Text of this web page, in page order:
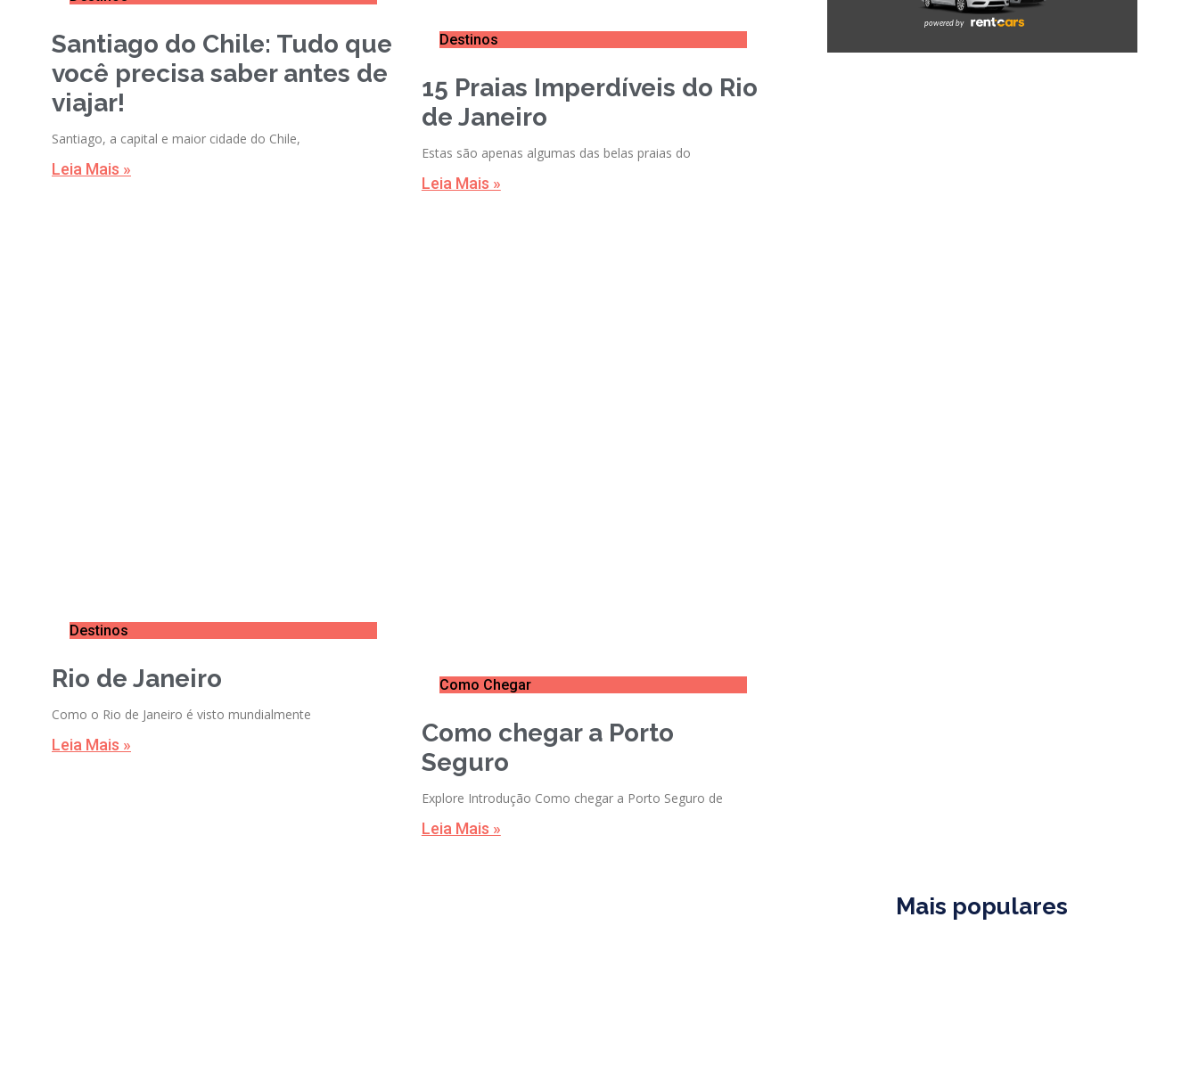
Santiago do Chile: Tudo que
você precisa saber antes de
viajar!
Santiago, a capital e maior cidade do Chile,
Leia Mais »
Destinos
15 Praias Imperdíveis do Rio
de Janeiro
Estas são apenas algumas das belas praias do
Leia Mais »
Destinos
Rio de Janeiro
Como o Rio de Janeiro é visto mundialmente
Leia Mais »
Como Chegar
Como chegar a Porto
Seguro
Explore Introdução Como chegar a Porto Seguro de
Leia Mais »
Mais populares